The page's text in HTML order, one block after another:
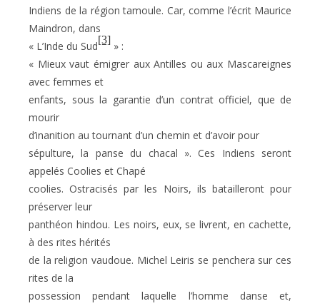
Indiens de la région tamoule. Car, comme l’écrit Maurice
Maindron, dans
« L’Inde du Sud[3] » :
« Mieux vaut émigrer aux Antilles ou aux Mascareignes
avec femmes et
enfants, sous la garantie d’un contrat officiel, que de
mourir
d’inanition au tournant d’un chemin et d’avoir pour
sépulture, la panse du chacal ». Ces Indiens seront
appelés Coolies et Chapé
coolies. Ostracisés par les Noirs, ils batailleront pour
préserver leur
panthéon hindou. Les noirs, eux, se livrent, en cachette,
à des rites hérités
de la religion vaudoue. Michel Leiris se penchera sur ces
rites de la
possession pendant laquelle l’homme danse et,